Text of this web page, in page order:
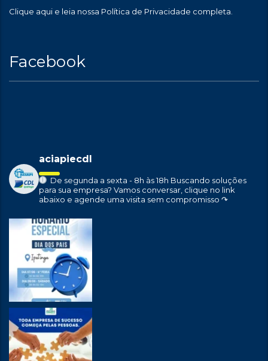
Clique aqui e leia nossa Política de Privacidade completa.
Facebook
aciapiecdl
De segunda a sexta - 8h às 18h Buscando soluções
para sua empresa? Vamos conversar, clique no link
abaixo e agende uma visita sem compromisso ↷